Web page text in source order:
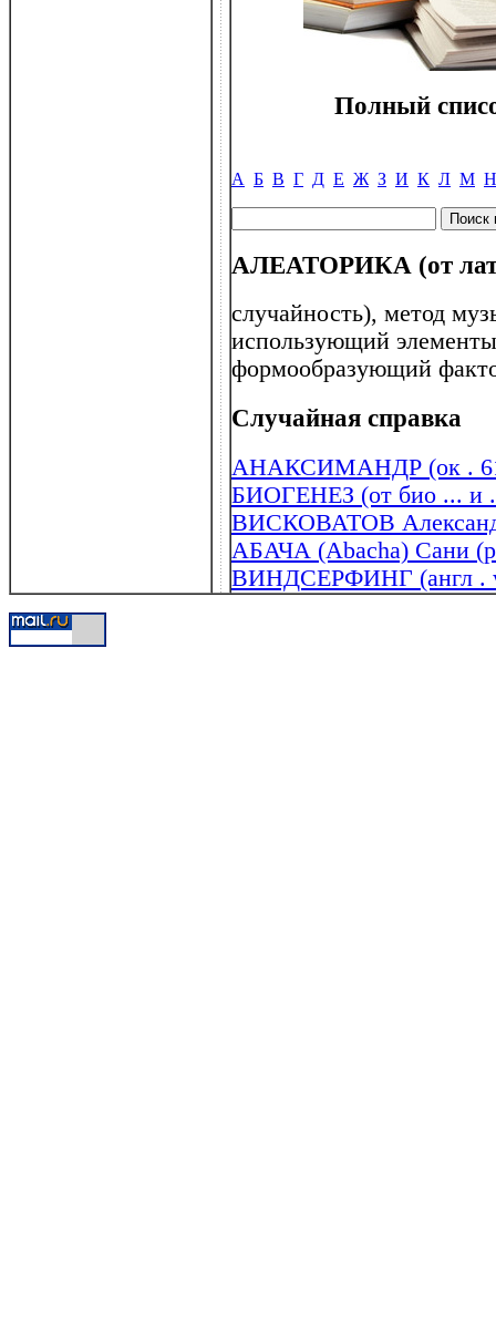
Полный
А Б В Г Д Е Ж З И К Л М Н
АЛЕАТОРИКА (от лат
случайность), метод
использующий
формообразующий
Случайная справка
АНАКСИМАНДР (ок .
БИОГЕНЕЗ (от био ... и
ВИСКОВАТОВ
АБАЧА (Abacha) Сани
ВИНДСЕРФИНГ (англ .